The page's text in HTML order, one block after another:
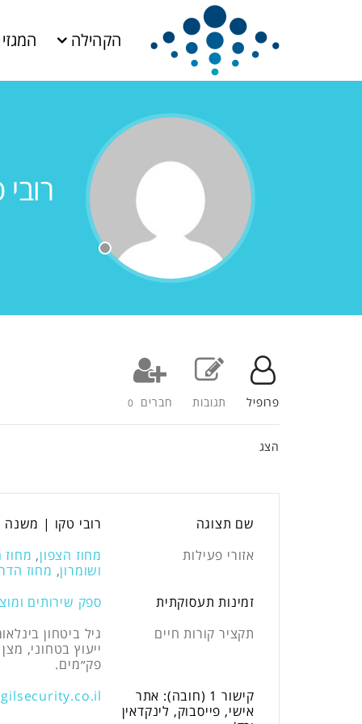
הקהילה
פרופיל תגובות חברים 0
הצג
שם תצוגה
רובי טקו | משנה
אזורי פעילות
מחוז הצפון,
ושומרון, מחוז
זמינות תעסוקתית
ספק שירותים
תקציר קורות חיים
גיל ביטחון
ייעוץ בטחוני,
פק״מים.
קישור 1 (חובה): אתר
אישי, פייסבוק, לינקדאין